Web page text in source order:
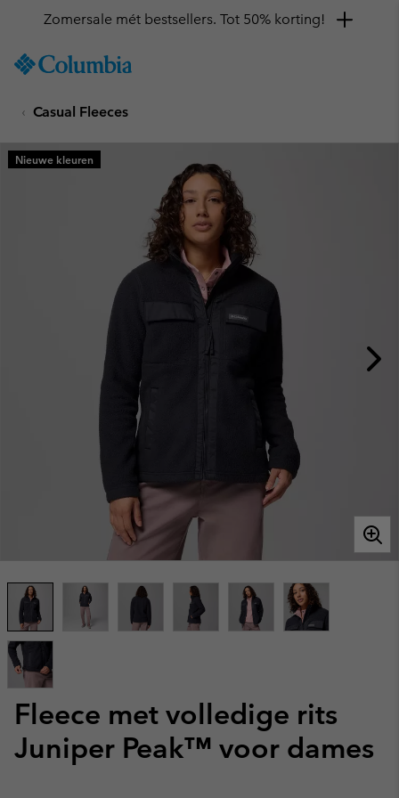
TO
SKIP
MAIN
NAV
Zomersale mét bestsellers. Tot 50% korting!
Casual Fleeces
Fleece met volledige rits
Juniper Peak™ voor dames
Nieuwe kleuren